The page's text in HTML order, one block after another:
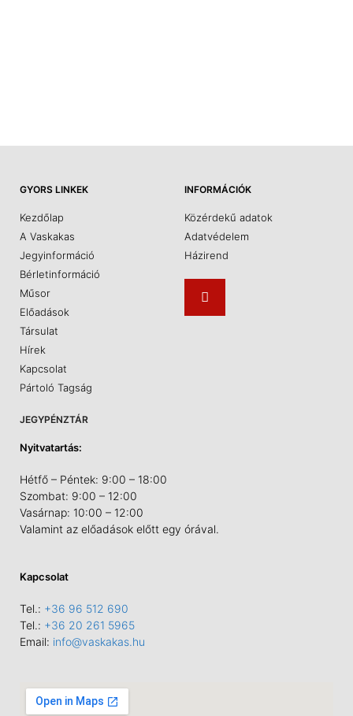
GYORS LINKEK
Kezdőlap
A Vaskakas
Jegyinformáció
Bérletinformáció
Műsor
Előadások
Társulat
Hírek
Kapcsolat
Pártoló Tagság
INFORMÁCIÓK
Közérdekű adatok
Adatvédelem
Házirend
JEGYPÉNZTÁR
Nyitvatartás:
Hétfő – Péntek: 9:00 – 18:00
Szombat: 9:00 – 12:00
Vasárnap: 10:00 – 12:00
Valamint az előadások előtt egy órával.
Kapcsolat
Tel.: +36 96 512 690
Tel.: +36 20 261 5965
Email: info@vaskakas.hu